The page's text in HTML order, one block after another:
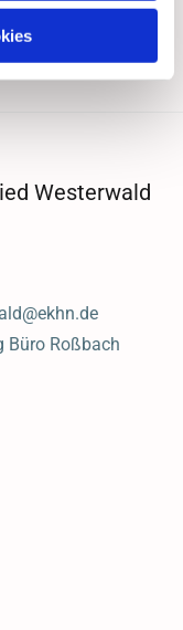
Westerwald
Büro Roßbach